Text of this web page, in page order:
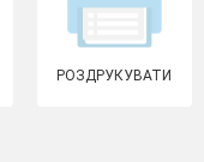
РОЗДРУКУВАТИ